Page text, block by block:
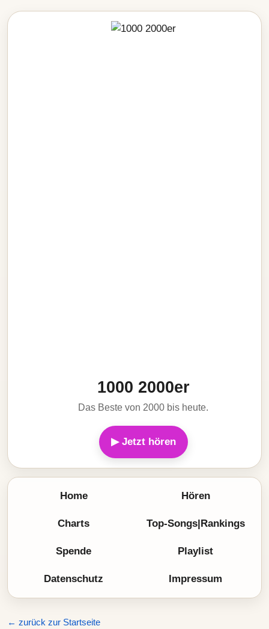
1000 2000er
Das Beste von 2000 bis heute.
▶ Jetzt hören
Home Hören
Charts Top-Songs|Rankings
Spende Playlist
Datenschutz Impressum
← zurück zur Startseite